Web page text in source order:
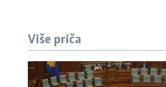
Više priča